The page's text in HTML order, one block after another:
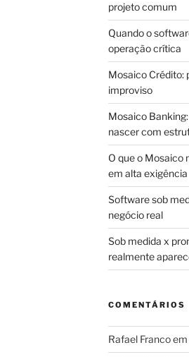
projeto comum
Quando o
operação crítica
Mosaico Crédito:
improviso
Mosaico
nascer com
O que o Mosaico
em alta exigência
Software sob
negócio real
Sob medida x
realmente
COMENTÁRIOS
Rafael Francoem